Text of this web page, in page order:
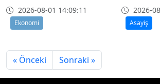
2026-08-01 14:09:11
Ekonomi
2026-
Asayiş
« Önceki Sonraki »